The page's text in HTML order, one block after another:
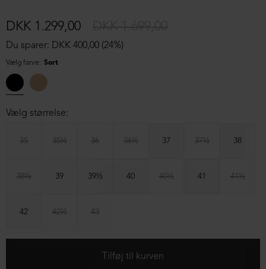
Du sparer: DKK 400,00 (24%)
DKK 1.299,00
Vælg farve: Sort
Vælg størrelse:
35 35½ 36 36½ 37 37½ 38
38½ 39 39½ 40 40½ 41 41½
42 42½ 43